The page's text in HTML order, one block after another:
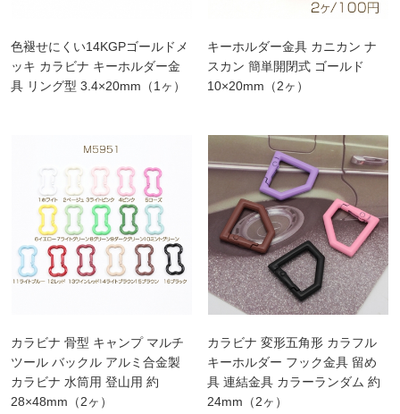
色褪せにくい14KGPゴールドメ
ッキ カラビナ キーホルダー金
具 リング型 3.4×20mm（1ヶ）
キーホルダー金具 カニカン ナ
スカン 簡単開閉式 ゴールド
10×20mm（2ヶ）
カラビナ 骨型 キャンプ マルチ
ツール バックル アルミ合金製
カラビナ 水筒用 登山用 約
28×48mm（2ヶ）
カラビナ 変形五角形 カラフル
キーホルダー フック金具 留め
具 連結金具 カラーランダム 約
24mm（2ヶ）